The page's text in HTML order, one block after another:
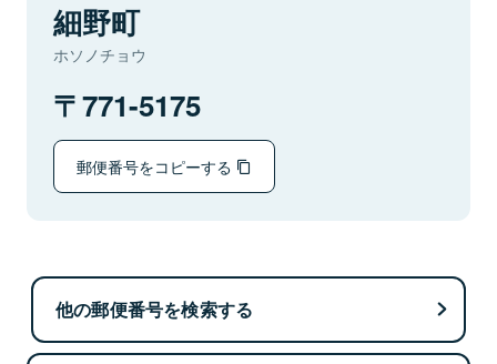
細野町
ホソノチョウ
771-5175
郵便番号をコピーする
他の郵便番号を検索する